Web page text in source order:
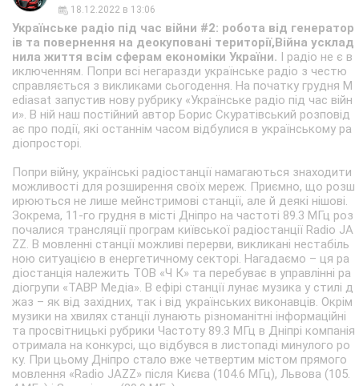
18.12.2022 в 13:06
Українське радіо під час війни #2: робота від генератор
ів та повернення на деокуповані території,Війна усклад
нила життя всім сферам економіки України. І радіо не є в
иключенням. Попри всі негаразди українське радіо з честю
справляється з викликами сьогодення. На початку грудня M
ediasat запустив нову рубрику «Українське радіо під час війн
и». В ній наш постійний автор Борис Скуратівський розповід
ає про події, які останнім часом відбулися в українському ра
діопросторі.
Попри війну, українські радіостанції намагаються знаходити
можливості для розширення своїх мереж. Приємно, що розш
ирюються не лише мейнстримові станції, але й деякі нішові.
Зокрема, 11-го грудня в місті Дніпро на частоті 89.3 МГц роз
почалися трансляції програм київської радіостанції Radio JA
ZZ. В мовленні станції можливі перерви, викликані нестабіль
ною ситуацією в енергетичному секторі. Нагадаємо – ця ра
діостанція належить ТОВ «Ч К» та перебуває в управлінні ра
діогрупи «ТАВР Медіа». В ефірі станції лунає музика у стилі д
жаз – як від західних, так і від українських виконавців. Окрім
музики на хвилях станції лунають різноманітні інформаційні
та просвітницькі рубрики Частоту 89.3 МГц в Дніпрі компанія
отримала на конкурсі, що відбувся в листопаді минулого ро
ку. При цьому Дніпро стало вже четвертим містом прямого
мовлення «Radio JAZZ» після Києва (104.6 МГц), Львова (105.